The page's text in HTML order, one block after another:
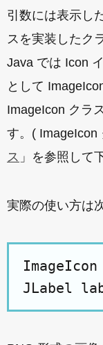
引数には表示し
スを実装したク
Java では Icon
として
ImageIcon クラ
す。( ImageIcon
ス 」を参照して
実際の使い方は